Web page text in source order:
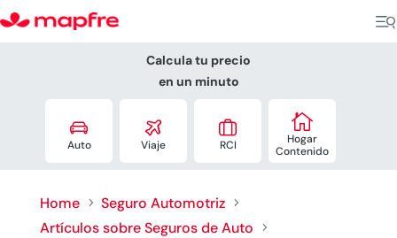
Calcula tu precio
en un minuto

Auto

Viaje

RCI

Hogar
Contenido
Home 5 Seguro Automotriz 5
Artículos sobre Seguros de Auto 5